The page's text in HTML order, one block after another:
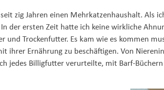
zig Jahren einen Mehrkatzenhaushalt. Als
der ersten Zeit hatte ich keine wirkliche
Trockenfutter. Es kam wie es kommen
ihrer Ernährung zu beschäftigen. Von
jedes Billigfutter verurteilte, mit Barf-